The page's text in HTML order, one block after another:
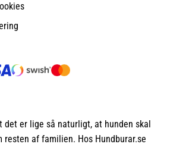
det er lige så naturligt, at hunden skal
resten af familien. Hos Hundburar.se